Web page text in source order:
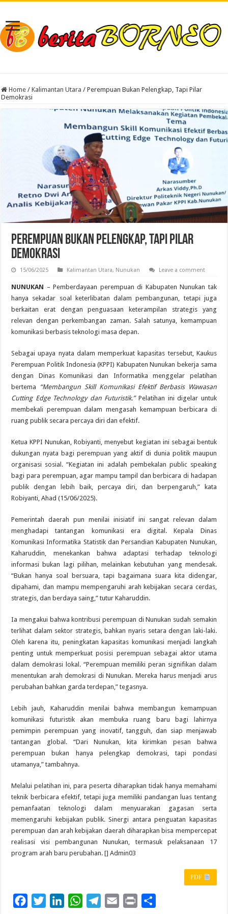
Home / Kalimantan Utara / Perempuan Bukan Pelengkap, Tapi Pilar
Demokrasi
Perempuan Bukan Pelengkap, Tapi Pilar
Demokrasi
15/06/2025 Kalimantan Utara, Nunukan Leave a comment
NUNUKAN – Pemberdayaan perempuan di Kabupaten Nunukan tak
hanya sekadar soal keterlibatan dalam pembangunan, tetapi juga
berkaitan erat dengan penguasaan keterampilan strategis yang
relevan dengan perkembangan zaman. Salah satunya, kemampuan
komunikasi berbasis teknologi masa depan.
Sebagai upaya nyata dalam memperkuat kapasitas tersebut, Kaukus
Perempuan Politik Indonesia (KPPI) Kabupaten Nunukan bekerja sama
dengan Dinas Komunikasi dan Informatika menggelar pelatihan
bertema “Membangun Skill Komunikasi Efektif Berbasis Wawasan
Cutting Edge Technology dan Futuristik.”Pelatihan ini digelar untuk
membekali perempuan dalam mengasah kemampuan berbicara di
ruang publik secara percaya diri dan efektif.
Ketua KPPI Nunukan, Robiyanti, menyebut kegiatan ini sebagai bentuk
dukungan nyata bagi perempuan yang aktif di dunia politik maupun
organisasi sosial. “Kegiatan ini adalah pembekalan public speaking
bagi para perempuan, agar mampu tampil dan berbicara di hadapan
publik dengan lebih baik, percaya diri, dan berpengaruh,” kata
Robiyanti, Ahad (15/06/2025).
Pemerintah daerah pun menilai inisiatif ini sangat relevan dalam
menghadapi tantangan komunikasi era digital. Kepala Dinas
Komunikasi Informatika Statistik dan Persandian Kabupaten Nunukan,
Kaharuddin, menekankan bahwa adaptasi terhadap teknologi
informasi bukan lagi pilihan, melainkan kebutuhan yang mendesak.
“Bukan hanya soal bersuara, tapi bagaimana suara kita didengar,
dipahami, dan mampu mempengaruhi arah kebijakan secara cerdas,
strategis, dan berdaya saing,” tutur Kaharuddin.
Ia mengakui bahwa kontribusi perempuan di Nunukan sudah semakin
terlihat dalam sektor strategis, bahkan nyaris setara dengan laki-laki.
Oleh karena itu, peningkatan kapasitas komunikasi menjadi langkah
penting untuk memperkuat posisi perempuan sebagai aktor utama
dalam demokrasi lokal. “Perempuan memiliki peran signifikan dalam
menentukan arah demokrasi di Nunukan. Mereka harus menjadi arus
perubahan bahkan garda terdepan,” tegasnya.
Lebih jauh, Kaharuddin menilai bahwa membangun kemampuan
komunikasi futuristik akan membuka ruang baru bagi lahirnya
pemimpin perempuan yang inovatif, tangguh, dan siap menjawab
tantangan global. “Dari Nunukan, kita kirimkan pesan bahwa
perempuan bukan hanya pelengkap demokrasi, tapi pondasi
utamanya,” tambahnya.
Melalui pelatihan ini, para peserta diharapkan tidak hanya memahami
teknik berbicara efektif, tetapi juga memiliki pandangan luas tentang
pemanfaatan teknologi dalam menyuarakan gagasan serta
memengaruhi kebijakan publik. Sinergi antara penguatan kapasitas
perempuan dan arah kebijakan daerah diharapkan bisa mempercepat
realisasi visi pembangunan Nunukan, termasuk pelaksanaan 17
program arah baru perubahan. [] Admin03
PDF
W